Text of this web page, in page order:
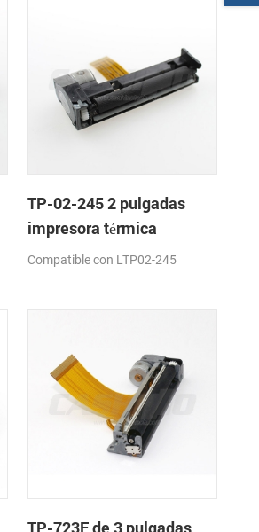
TP-02-245 2 pulgadas
impresora térmica
mecanismo de
Compatible con LTP02-245